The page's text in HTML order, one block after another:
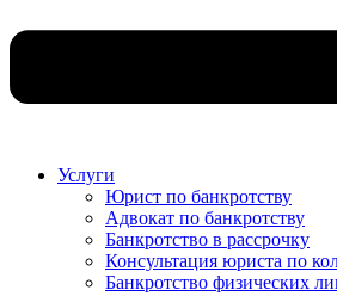
Услуги
Юрист по банкротству
Адвокат по банкротству
Банкротство в рассрочку
Консультация юриста по
Банкротство физических